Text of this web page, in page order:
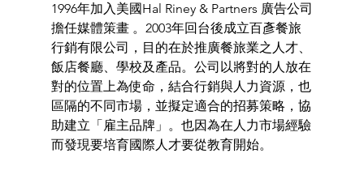
1996年加入美國Hal Riney & Partners 廣告公司
擔任媒體策畫 。2003年回台後成立百彥餐旅
行銷有限公司，目的在於推廣餐旅業之人才、
飯店餐廳、學校及產品。公司以將對的人放在
對的位置上為使命，結合行銷與人力資源，也
區隔的不同市場，並擬定適合的招募策略，協
助建立「雇主品牌」。也因為在人力市場經驗
而發現要培育國際人才要從教育開始。